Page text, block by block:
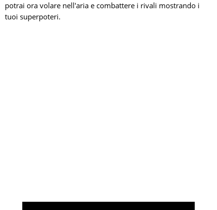
potrai ora volare nell'aria e combattere i rivali mostrando i
tuoi superpoteri.